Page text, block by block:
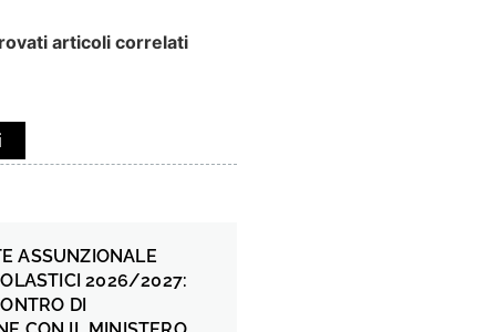
articoli correlati
ASSUNZIONALE
2026/2027:
DI